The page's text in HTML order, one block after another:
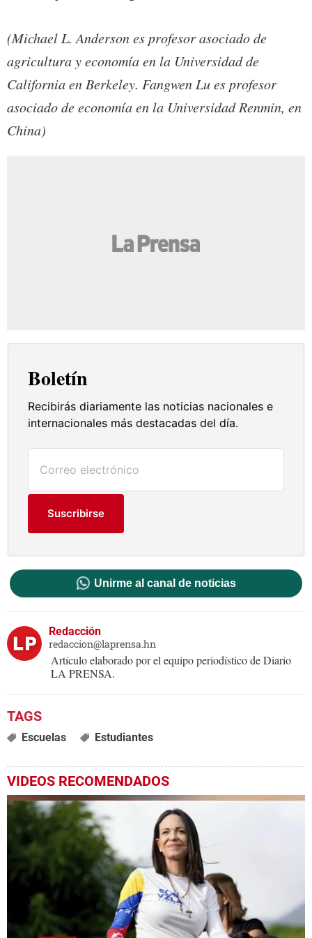
(Michael L. Anderson es profesor asociado de
agricultura y economía en la Universidad de
California en Berkeley. Fangwen Lu es profesor
asociado de economía en la Universidad Renmin, en
China)
Boletín
Recibirás diariamente las noticias nacionales e
internacionales más destacadas del día.
Suscribirse
Unirme al canal de noticias
Redacción
redaccion@laprensa.hn
Artículo elaborado por el equipo periodístico de Diario
LA PRENSA.
Escuelas Estudiantes
VIDEOS RECOMENDADOS